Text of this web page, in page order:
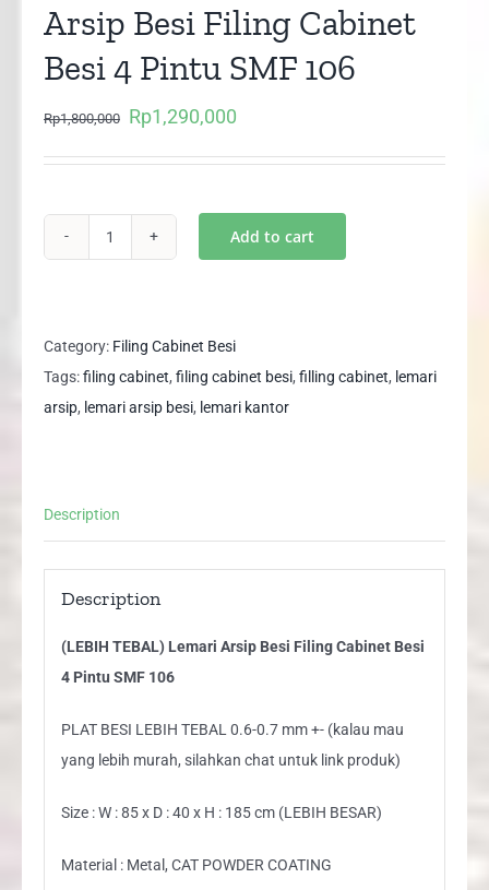
Arsip Besi Filing Cabinet
Besi 4 Pintu SMF 106
Rp1,800,000
Original
Rp1,290,000
Arsip
Besi
Filing
Pintu
Add to cart
Category: Filing Cabinet Besi
Tags:filing cabinet, filing cabinet besi, filling cabinet, lemari
arsip, lemari arsip besi, lemari kantor
Description
Description
(LEBIH TEBAL) Lemari Arsip Besi Filing Cabinet Besi
4 Pintu SMF 106
PLAT BESI LEBIH TEBAL 0.6-0.7 mm +- (kalau mau
yang lebih murah, silahkan chat untuk link produk)
Size : W : 85 x D : 40 x H : 185 cm (LEBIH BESAR)
Material : Metal, CAT POWDER COATING